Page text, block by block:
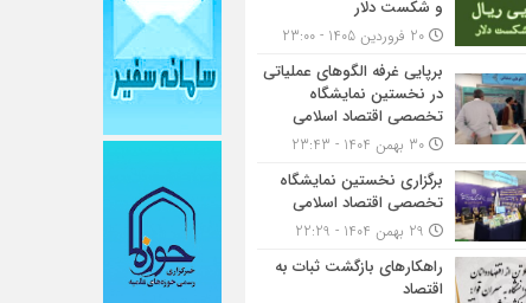
و شکست دلار
برپایی غرفه الگوهای عملیاتی
در نخستین نمایشگاه
تخصصی اقتصاد اسلامی
برگزاری نخستین نمایشگاه
تخصصی اقتصاد اسلامی
راهکارهای بازگشت ثبات به
اقتصاد